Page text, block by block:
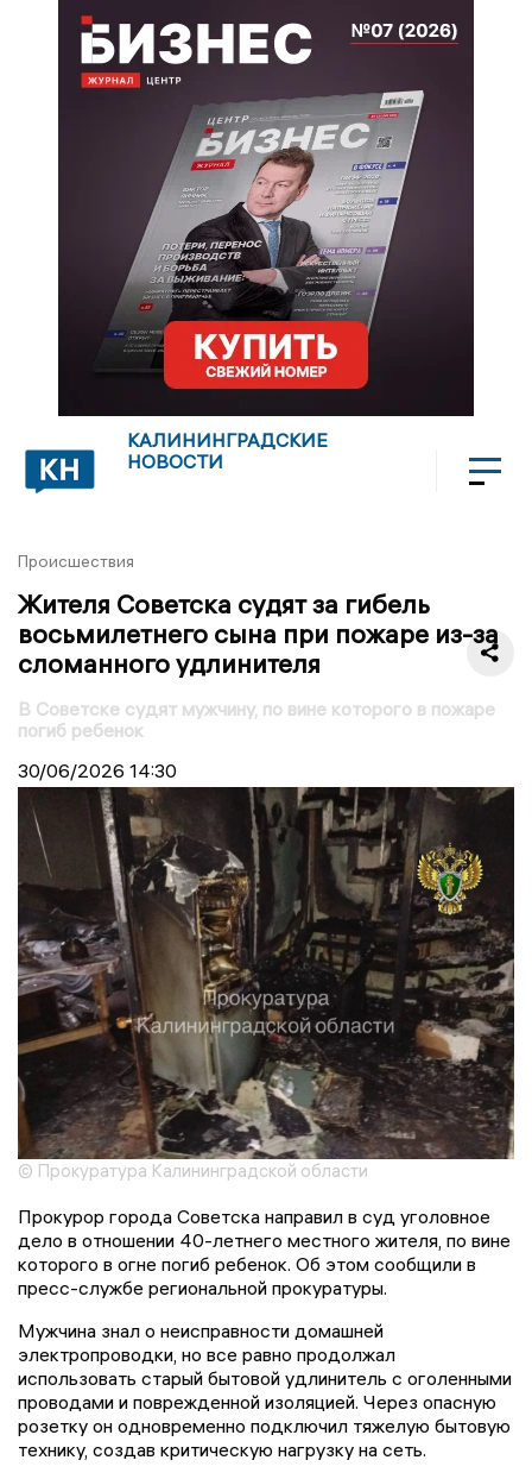
КАЛИНИНГРАДСКИЕ
НОВОСТИ
Происшествия
Жителя Советска судят за гибель
восьмилетнего сына при пожаре из-за
сломанного удлинителя
В Советске судят мужчину, по вине которого в пожаре
погиб ребенок
30/06/2026 14:30
© Прокуратура Калининградской области
Прокурор города Советска направил в суд уголовное
дело в отношении 40-летнего местного жителя, по вине
которого в огне погиб ребенок. Об этом сообщили в
пресс-службе региональной прокуратуры.
Мужчина знал о неисправности домашней
электропроводки, но все равно продолжал
использовать старый бытовой удлинитель с оголенными
проводами и поврежденной изоляцией. Через опасную
розетку он одновременно подключил тяжелую бытовую
технику, создав критическую нагрузку на сеть.